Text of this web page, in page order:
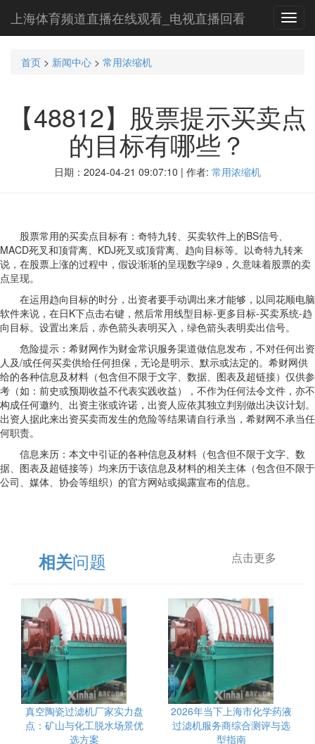
上海体育频道直播在线观看_电视直播回看
首页 > 新闻中心 > 常用浓缩机
【48812】股票提示买卖点
的目标有哪些？
日期：2024-04-21 09:07:10 | 作者: 常用浓缩机
股票常用的买卖点目标有：奇特九转、买卖软件上的BS信号、
MACD死叉和顶背离、KDJ死叉或顶背离、趋向目标等。以奇特九转来
说，在股票上涨的过程中，假设渐渐的呈现数字绿9，久意味着股票的卖
点呈现。
在运用趋向目标的时分，出资者要手动调出来才能够，以同花顺电脑
软件来说，在日K下点击右键，然后常用线型目标-更多目标-买卖系统-趋
向目标。设置出来后，赤色箭头表明买入，绿色箭头表明卖出信号。
危险提示：希财网作为财金常识服务渠道做信息发布，不对任何出资
人及/或任何买卖供给任何担保，无论是明示、默示或法定的。希财网供
给的各种信息及材料（包含但不限于文字、数据、图表及超链接）仅供参
考（如：前史或预期收益不代表实践收益），不作为任何法令文件，亦不
构成任何邀约、出资主张或许诺，出资人应依其独立判别做出决议计划。
出资人据此来出资买卖而发生的危险等结果请自行承当，希财网不承当任
何职责。
信息来历：本文中引证的各种信息及材料（包含但不限于文字、数
据、图表及超链接等）均来历于该信息及材料的相关主体（包含但不限于
公司、媒体、协会等组织）的官方网站或揭露宣布的信息。
相关问题 点击更多
真空陶瓷过滤机厂家实力盘
点：矿山与化工脱水场景优
选方案
2026年当下上海市化学药液
过滤机服务商综合测评与选
型指南